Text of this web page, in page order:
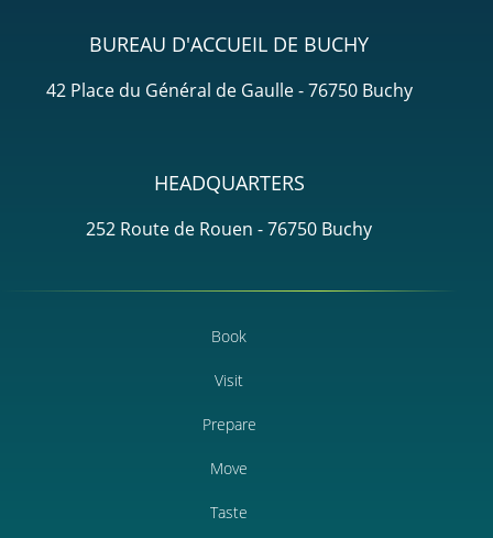
BUREAU D'ACCUEIL DE BUCHY
42 Place du Général de Gaulle - 76750 Buchy
HEADQUARTERS
252 Route de Rouen - 76750 Buchy
Book
Visit
Prepare
Move
Taste